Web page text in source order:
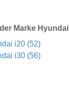
Marke Hyundai
i20 (52)
i30 (56)